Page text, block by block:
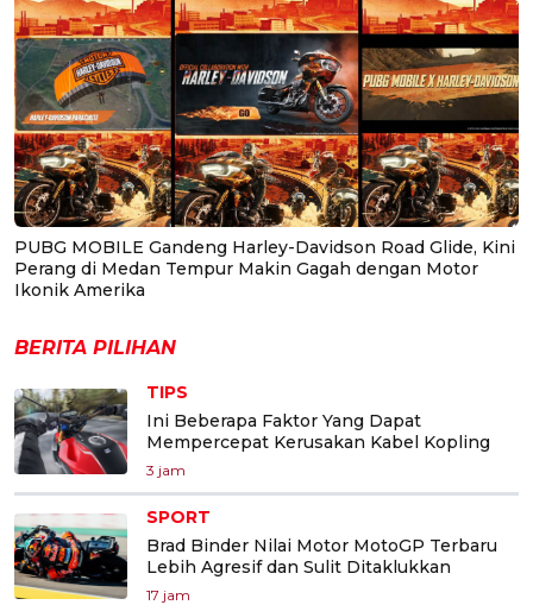
PUBG MOBILE Gandeng Harley-Davidson Road Glide, Kini
Perang di Medan Tempur Makin Gagah dengan Motor
Ikonik Amerika
BERITA PILIHAN
TIPS
Ini Beberapa Faktor Yang Dapat
Mempercepat Kerusakan Kabel Kopling
3 jam
SPORT
Brad Binder Nilai Motor MotoGP Terbaru
Lebih Agresif dan Sulit Ditaklukkan
17 jam